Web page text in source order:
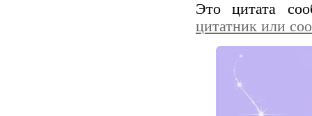
Это цитата
цитатник или